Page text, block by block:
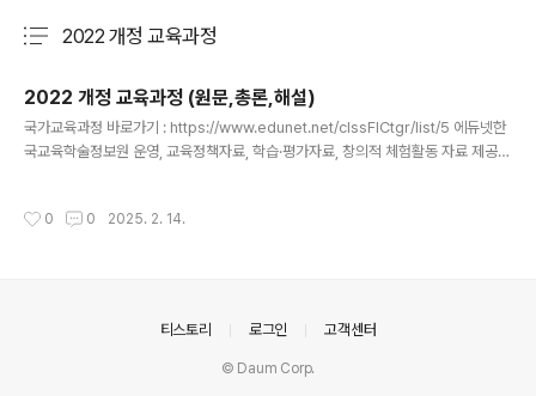
2022 개정 교육과정
2022 개정 교육과정 (원문,총론,해설)
국가교육과정 바로가기 : https://www.edunet.net/clssFlCtgr/list/5 에듀넷한
국교육학술정보원 운영, 교육정책자료, 학습·평가자료, 창의적 체험활동 자료 제공w
0 0 2025. 2. 14.
티스토리 로그인 고객센터
© Daum Corp.